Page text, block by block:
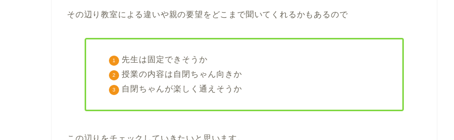
その辺り教室による違いや親の要望をどこまで聞いてくれるかもあるので
先生は固定できそうか
授業の内容は自閉ちゃん向きか
自閉ちゃんが楽しく通えそうか
この辺りをチェックしていきたいと思います。